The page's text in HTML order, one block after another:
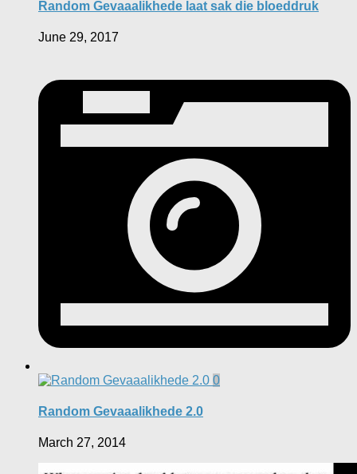
Random Gevaaalikhede laat sak die bloeddruk
June 29, 2017
0
Random Gevaaalikhede 2.0
March 27, 2014